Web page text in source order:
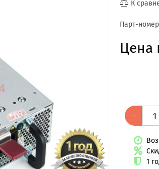
К
Парт-
Цена
–
1